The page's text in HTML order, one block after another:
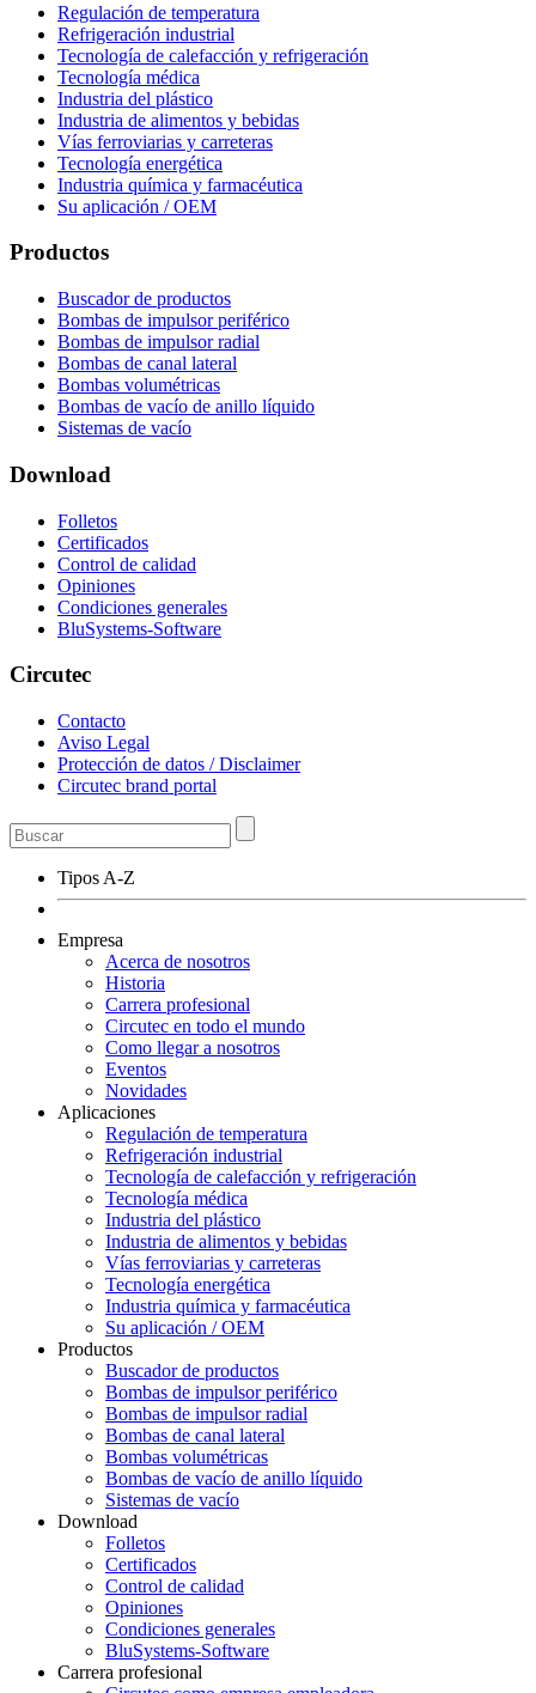
Regulación de temperatura
Refrigeración industrial
Tecnología de calefacción y refrigeración
Tecnología médica
Industria del plástico
Industria de alimentos y bebidas
Vías ferroviarias y carreteras
Tecnología energética
Industria química y farmacéutica
Su aplicación / OEM
Productos
Buscador de productos
Bombas de impulsor periférico
Bombas de impulsor radial
Bombas de canal lateral
Bombas volumétricas
Bombas de vacío de anillo líquido
Sistemas de vacío
Download
Folletos
Certificados
Control de calidad
Opiniones
Condiciones generales
BluSystems-Software
Circutec
Contacto
Aviso Legal
Protección de datos / Disclaimer
Circutec brand portal
Tipos A-Z
Empresa
Acerca de nosotros
Historia
Carrera profesional
Circutec en todo el mundo
Como llegar a nosotros
Eventos
Novidades
Aplicaciones
Regulación de temperatura
Refrigeración industrial
Tecnología de calefacción y refrigeración
Tecnología médica
Industria del plástico
Industria de alimentos y bebidas
Vías ferroviarias y carreteras
Tecnología energética
Industria química y farmacéutica
Su aplicación / OEM
Productos
Buscador de productos
Bombas de impulsor periférico
Bombas de impulsor radial
Bombas de canal lateral
Bombas volumétricas
Bombas de vacío de anillo líquido
Sistemas de vacío
Download
Folletos
Certificados
Control de calidad
Opiniones
Condiciones generales
BluSystems-Software
Carrera profesional